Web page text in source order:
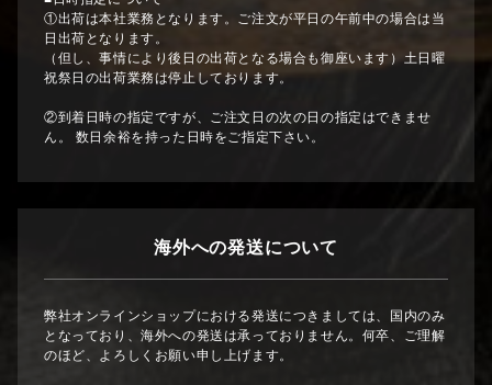
①出荷は本社業務となります。ご注文が平日の午前中の場合は当
日出荷となります。
（但し、事情により後日の出荷となる場合も御座います）土日曜
祝祭日の出荷業務は停止しております。
②到着日時の指定ですが、ご注文日の次の日の指定はできませ
ん。 数日余裕を持った日時をご指定下さい。
海外への発送について
弊社オンラインショップにおける発送につきましては、国内のみ
となっており、海外への発送は承っておりません。何卒、ご理解
のほど、よろしくお願い申し上げます。